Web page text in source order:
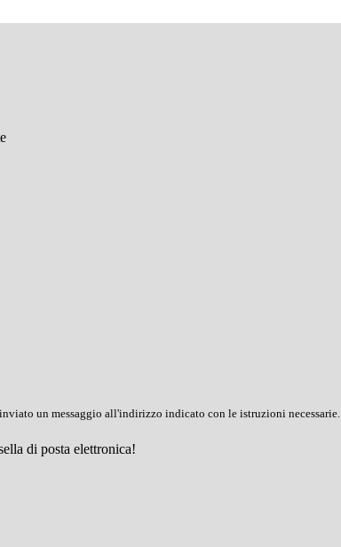
un messaggio all'indirizzo indicato con le istruzioni necessarie.
di posta elettronica!